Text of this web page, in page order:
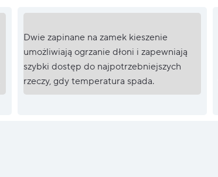
Dwie zapinane na zamek kieszenie
umożliwiają ogrzanie dłoni i zapewniają
szybki dostęp do najpotrzebniejszych
rzeczy, gdy temperatura spada.